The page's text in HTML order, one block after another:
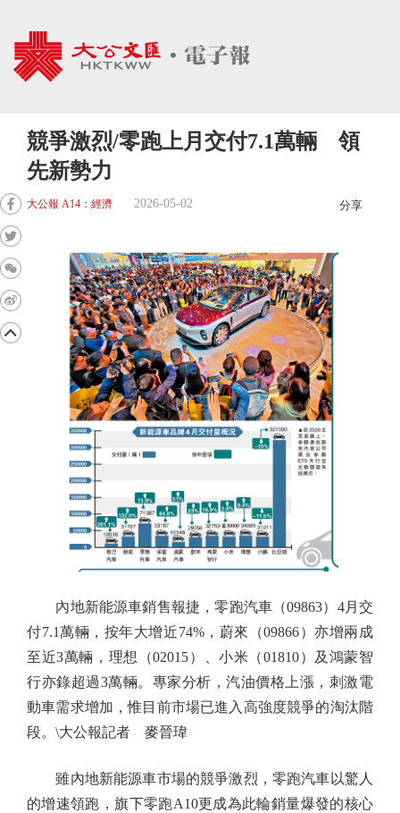
競爭激烈/零跑上月交付7.1萬輛 領
先新勢力
大公報 A14：經濟 2026-05-02 分享
內地新能源車銷售報捷，零跑汽車（09863）4月交
付7.1萬輛，按年大增近74%，蔚來（09866）亦增兩成
至近3萬輛，理想（02015）、小米（01810）及鴻蒙智
行亦錄超過3萬輛。專家分析，汽油價格上漲，刺激電
動車需求增加，惟目前市場已進入高強度競爭的淘汰階
段。\大公報記者 麥晉瑋
雖內地新能源車市場的競爭激烈，零跑汽車以驚人
的增速領跑，旗下零跑A10更成為此輪銷量爆發的核心